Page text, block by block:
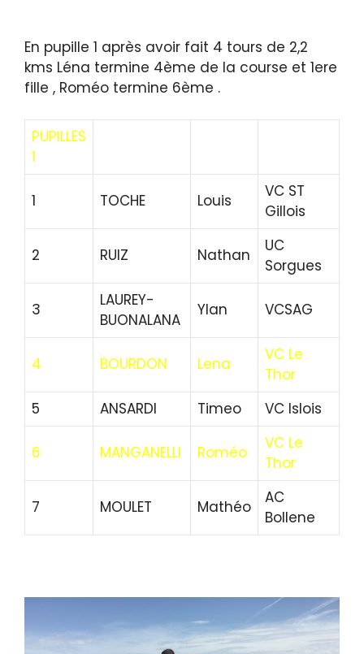
En pupille 1 après avoir fait 4 tours de 2,2
kms Léna termine 4ème de la course et 1ere
fille , Roméo termine 6ème .
PUPILLES
1
1 TOCHE Louis
VC ST
Gillois
2 RUIZ Nathan
UC
Sorgues
3
LAUREY-
BUONALANA
Ylan VCSAG
4 BOURDON Lena
VC Le
Thor
5
ANSARDI Timeo VC Islois
6 MANGANELLI Roméo
VC Le
Thor
7 MOULET Mathéo
AC
Bollene